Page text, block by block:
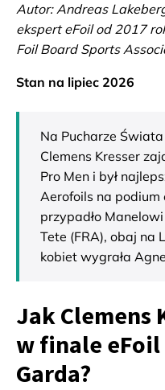
Autor: Andreas
ekspert eFoil od 2017
Foil Board Sports
Stan na lipiec 2026
Na Pucharze
Clemens Kresser
Pro Men i był
Aerofoils na
przypadło
Tete (FRA), obaj na
kobiet wygrała
Jak Clemens
w finale
Garda?